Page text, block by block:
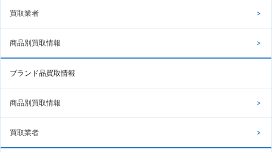
買取業者
商品別買取情報
ブランド品買取情報
商品別買取情報
買取業者